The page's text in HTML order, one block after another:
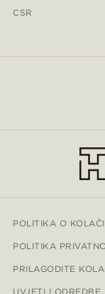
CSR
POLITIKA O
POLITIKA
PRILAGODITE
UVJETI I ODREDBE